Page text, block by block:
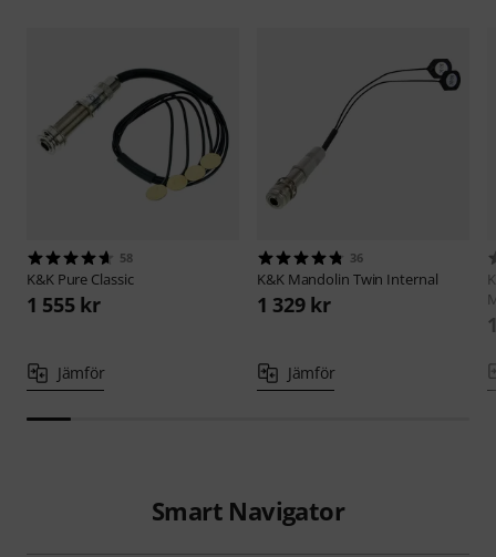
58
K&K Pure Classic
1 555 kr
Jämför
36
K&K Mandolin Twin Internal
1 329 kr
Jämför
Smart Navigator